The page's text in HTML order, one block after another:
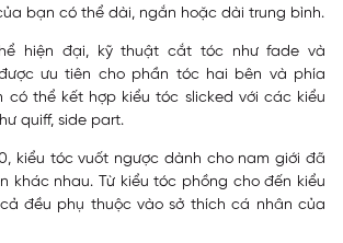
bạn có thể dài, ngắn hoặc dài trung bình.
hiện đại, kỹ thuật cắt tóc như fade và
ưu tiên cho phần tóc hai bên và phía
có thể kết hợp kiểu tóc slicked với các kiểu
quiff, side part.
kiểu tóc vuốt ngược dành cho nam giới đã
khác nhau. Từ kiểu tóc phồng cho đến kiểu
đều phụ thuộc vào sở thích cá nhân của